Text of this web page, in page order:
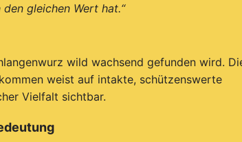
gleichen Wert hat.“
wild wachsend gefunden wird.
weist auf intakte, schützenswerte
Vielfalt sichtbar.